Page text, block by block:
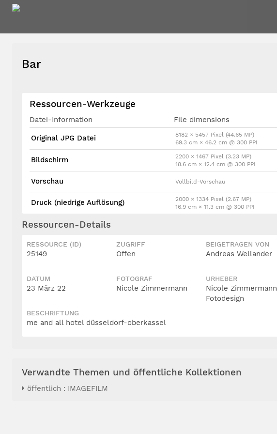
Bar
Ressourcen-Werkzeuge
Datei-Information File dimensions
Original JPG Datei
8182 × 5457 Pixel (44.65 MP)
69.3 cm × 46.2 cm @ 300 PPI
Bildschirm
2200 × 1467 Pixel (3.23 MP)
18.6 cm × 12.4 cm @ 300 PPI
Vorschau Vollbild-Vorschau
Druck (niedrige Auflösung)
2000 × 1334 Pixel (2.67 MP)
16.9 cm × 11.3 cm @ 300 PPI
Ressourcen-Details
RESSOURCE (ID)
25149
ZUGRIFF
Offen
BEIGETRAGEN VON
Andreas Wellander
DATUM
23 März 22
FOTOGRAF
Nicole Zimmermann
URHEBER
Nicole Zimmermann
Fotodesign
BESCHRIFTUNG
me and all hotel düsseldorf-oberkassel
Verwandte Themen und öffentliche Kollektionen
öffentlich : IMAGEFILM